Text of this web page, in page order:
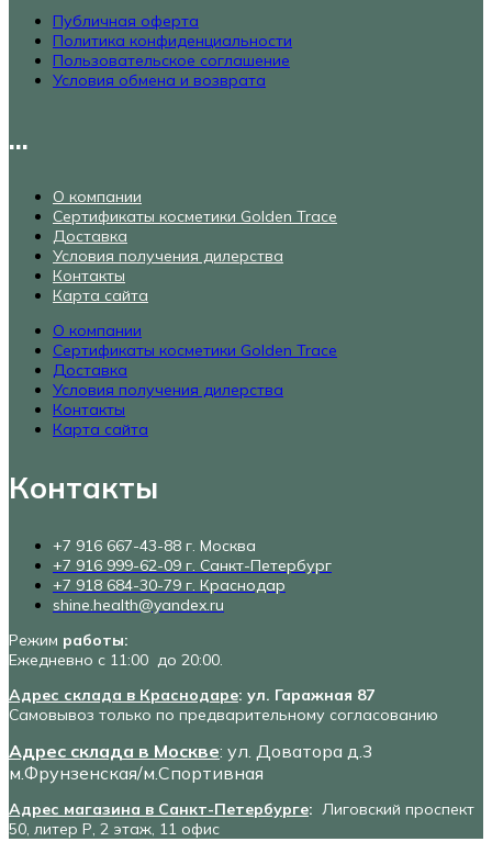
Публичная оферта
Политика конфиденциальности
Пользовательское соглашение
Условия обмена и возврата
...
О компании
Сертификаты косметики Golden Trace
Доставка
Условия получения дилерства
Контакты
Карта сайта
О компании
Сертификаты косметики Golden Trace
Доставка
Условия получения дилерства
Контакты
Карта сайта
Контакты
+7 916 667-43-88 г. Москва
+7 916 999-62-09 г. Санкт-Петербург
+7 918 684-30-79 г. Краснодар
shine.health@yandex.ru
Режим работы:
Ежедневно с 11:00 до 20:00.
Адрес склада в Краснодаре: ул. Гаражная 87
Самовывоз только по предварительному согласованию
Адрес склада в Москве: ул. Доватора д.3
м.Фрунзенская/м.Спортивная
Адрес магазина в Санкт-Петербурге: Лиговский проспект
50, литер Р, 2 этаж, 11 офис